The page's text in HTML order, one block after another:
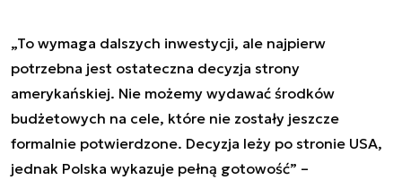
„To wymaga dalszych inwestycji, ale najpierw
potrzebna jest ostateczna decyzja strony
amerykańskiej. Nie możemy wydawać środków
budżetowych na cele, które nie zostały jeszcze
formalnie potwierdzone. Decyzja leży po stronie USA,
jednak Polska wykazuje pełną gotowość” –